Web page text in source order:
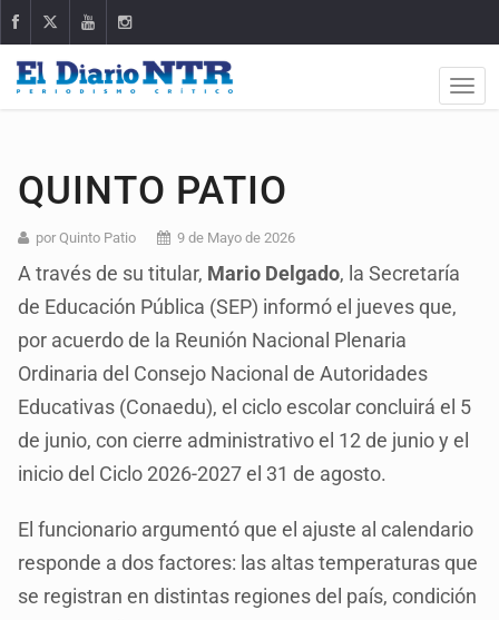
QUINTO PATIO
por Quinto Patio 9 de Mayo de 2026
A través de su titular, Mario Delgado, la Secretaría
de Educación Pública (SEP) informó el jueves que,
por acuerdo de la Reunión Nacional Plenaria
Ordinaria del Consejo Nacional de Autoridades
Educativas (Conaedu), el ciclo escolar concluirá el 5
de junio, con cierre administrativo el 12 de junio y el
inicio del Ciclo 2026-2027 el 31 de agosto.
El funcionario argumentó que el ajuste al calendario
responde a dos factores: las altas temperaturas que
se registran en distintas regiones del país, condición